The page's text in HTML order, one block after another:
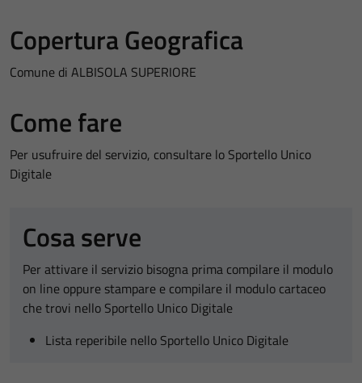
Copertura Geografica
Comune di ALBISOLA SUPERIORE
Come fare
Per usufruire del servizio, consultare lo Sportello Unico
Digitale
Cosa serve
Per attivare il servizio bisogna prima compilare il modulo
on line oppure stampare e compilare il modulo cartaceo
che trovi nello Sportello Unico Digitale
Lista reperibile nello Sportello Unico Digitale